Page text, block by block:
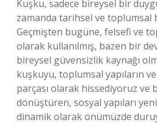
Kuşku, sadece bireysel bir
zamanda tarihsel ve toplumsal
Geçmişten bugüne, felsefi ve
olarak kullanılmış, bazen bir
bireysel güvensizlik kaynağı
kuşkuyu, toplumsal yapıların
parçası olarak hissediyoruz ve
dönüştüren, sosyal yapıları
dinamik olarak önümüzde